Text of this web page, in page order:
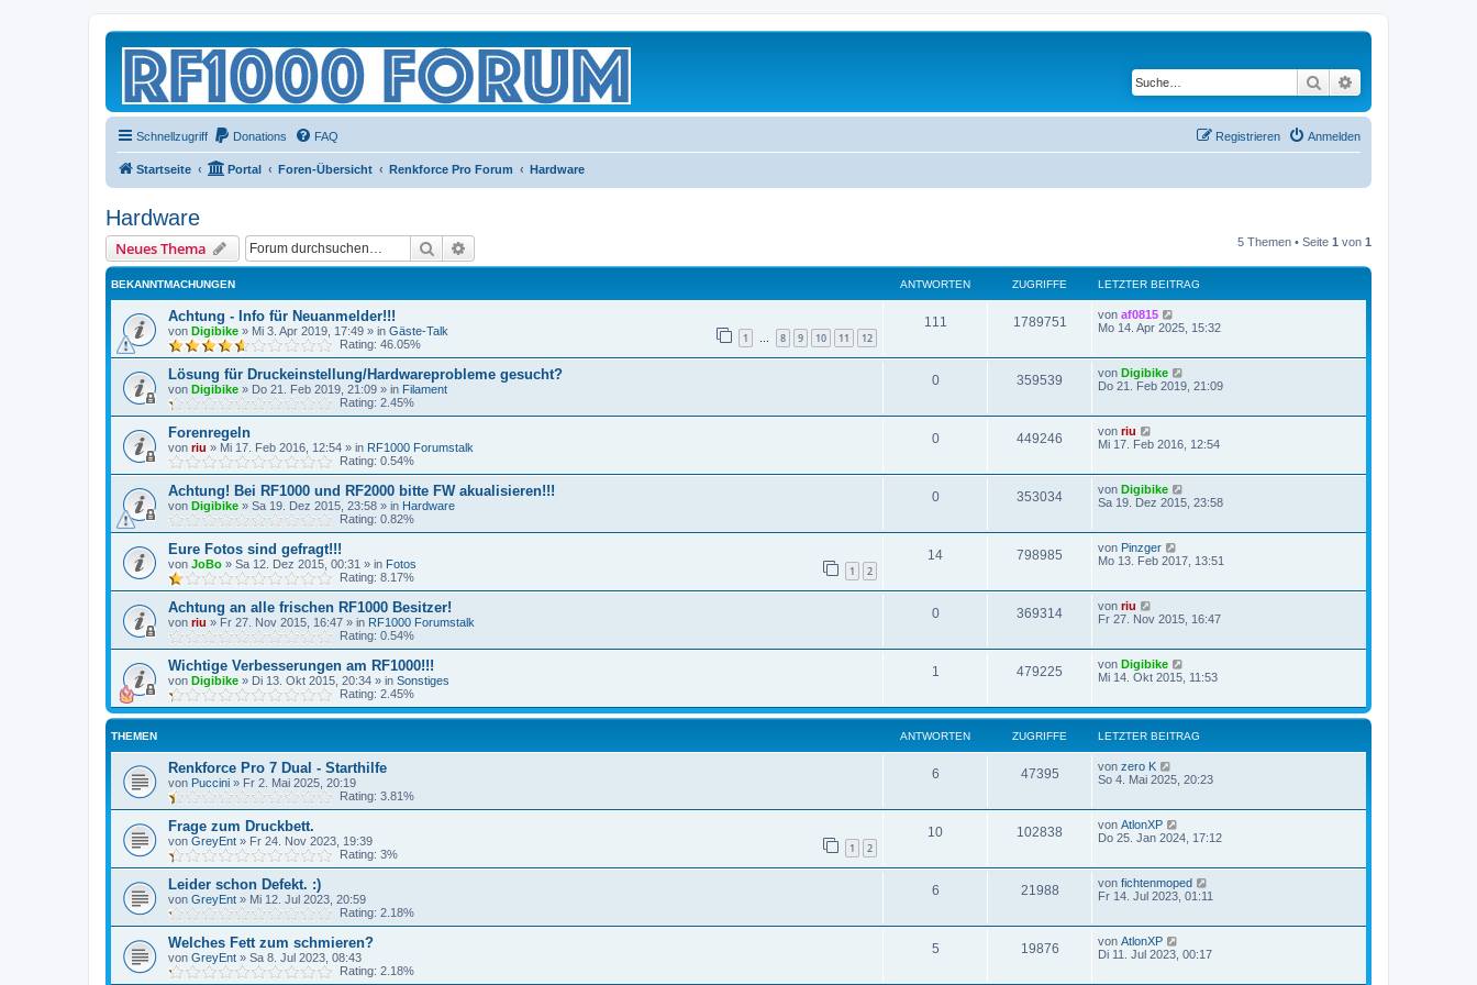
Suche
Schnellzugriff Donations FAQ Anmelden
Registrieren
Startseite Portal Foren-Übersicht Renkforce Pro Forum Hardware
Hardware
Neues Thema Suche 5 Themen • Seite 1 von 1
BEKANNTMACHUNGEN ANTWORTEN ZUGRIFFE LETZTER BEITRAG
Achtung - Info für Neuanmelder!!!
von Digibike » Mi 3. Apr 2019, 17:49 » in Gäste-Talk 1 … 8 9 10 11 12
Rating: 46.05%
111 1789751 von af0815
Mo 14. Apr 2025, 15:32
Lösung für Druckeinstellung/Hardwareprobleme gesucht?
von Digibike » Do 21. Feb 2019, 21:09 » in Filament
Rating: 2.45%
0 359539 von Digibike
Do 21. Feb 2019, 21:09
Forenregeln
von riu » Mi 17. Feb 2016, 12:54 » in RF1000 Forumstalk
Rating: 0.54%
0 449246 von riu
Mi 17. Feb 2016, 12:54
Achtung! Bei RF1000 und RF2000 bitte FW akualisieren!!!
von Digibike » Sa 19. Dez 2015, 23:58 » in Hardware
Rating: 0.82%
0 353034 von Digibike
Sa 19. Dez 2015, 23:58
Eure Fotos sind gefragt!!!
von JoBo » Sa 12. Dez 2015, 00:31 » in Fotos 1 2
Rating: 8.17%
14 798985 von Pinzger
Mo 13. Feb 2017, 13:51
Achtung an alle frischen RF1000 Besitzer!
von riu » Fr 27. Nov 2015, 16:47 » in RF1000 Forumstalk
Rating: 0.54%
0 369314 von riu
Fr 27. Nov 2015, 16:47
Wichtige Verbesserungen am RF1000!!!
von Digibike » Di 13. Okt 2015, 20:34 » in Sonstiges
Rating: 2.45%
1 479225 von Digibike
Mi 14. Okt 2015, 11:53
THEMEN ANTWORTEN ZUGRIFFE LETZTER BEITRAG
Renkforce Pro 7 Dual - Starthilfe
von Puccini » Fr 2. Mai 2025, 20:19
Rating: 3.81%
6 47395 von zero K
So 4. Mai 2025, 20:23
Frage zum Druckbett.
von GreyEnt » Fr 24. Nov 2023, 19:39 1 2
Rating: 3%
10 102838 von AtlonXP
Do 25. Jan 2024, 17:12
Leider schon Defekt. :)
von GreyEnt » Mi 12. Jul 2023, 20:59
Rating: 2.18%
6 21988 von fichtenmoped
Fr 14. Jul 2023, 01:11
Welches Fett zum schmieren?
von GreyEnt » Sa 8. Jul 2023, 08:43
Rating: 2.18%
5 19876 von AtlonXP
Di 11. Jul 2023, 00:17